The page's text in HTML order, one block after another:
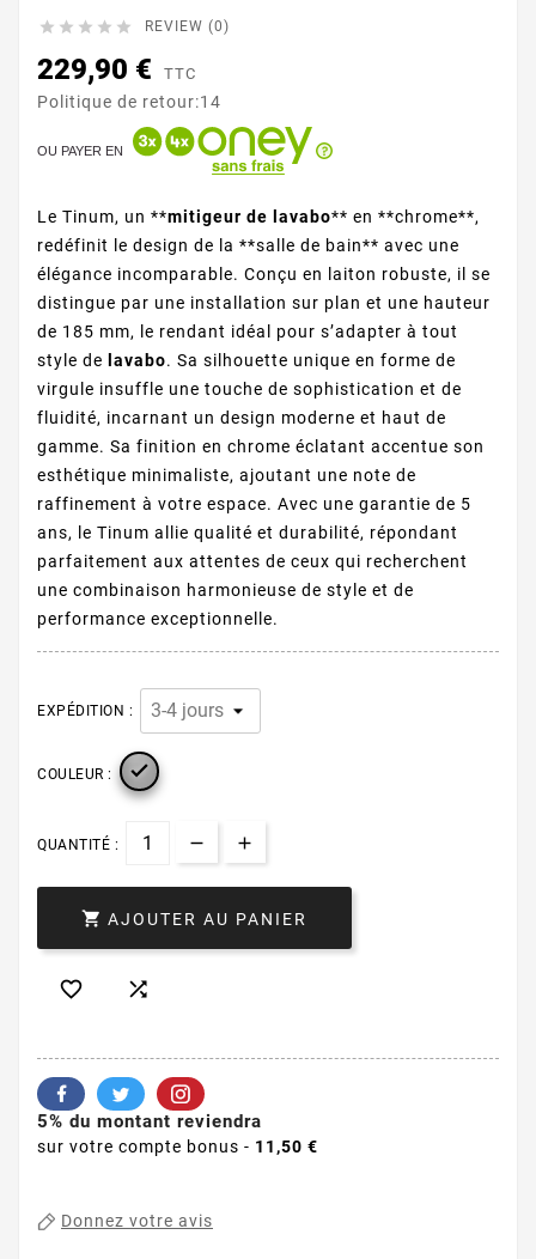
     REVIEW (0)
229,90 € TTC
Politique de retour:14
OU PAYER EN
Le Tinum, un **mitigeur de lavabo** en **chrome**,
redéfinit le design de la **salle de bain** avec une
élégance incomparable. Conçu en laiton robuste, il se
distingue par une installation sur plan et une hauteur
de 185 mm, le rendant idéal pour s’adapter à tout
style de
lavabo. Sa silhouette unique en forme de
virgule insuffle une touche de sophistication et de
fluidité, incarnant un design moderne et haut de
gamme. Sa finition en chrome éclatant accentue son
esthétique minimaliste, ajoutant une note de
raffinement à votre espace. Avec une garantie de 5
ans, le Tinum allie qualité et durabilité, répondant
parfaitement aux attentes de ceux qui recherchent
une combinaison harmonieuse de style et de
performance exceptionnelle.
EXPÉDITION :
COULEUR : 
QUANTITÉ :
 AJOUTER AU PANIER
 
5% du montant reviendra
sur votre compte bonus - 11,50 €
Donnez votre avis